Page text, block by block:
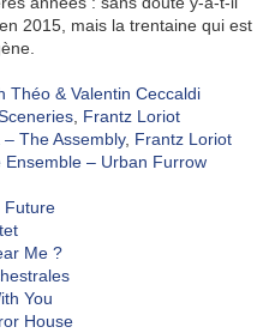
2015, mais la trentaine qui est
Théo & Valentin Ceccaldi
Frantz Loriot
The Assembly, Frantz Loriot
– Urban Furrow
Future
Me ?
You
House